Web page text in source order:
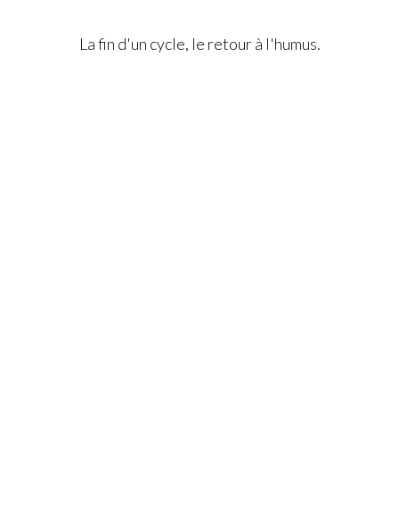
La fin d'un cycle, le retour à l'humus.